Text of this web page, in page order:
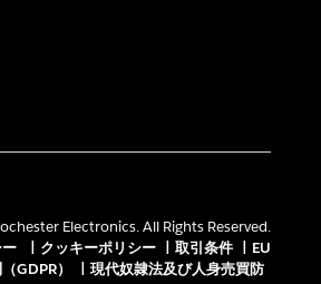
Electronics. All Rights Reserved.
クッキーポリシー 取引条件
EU
GDPR）
現代奴隷法及び人身売買防